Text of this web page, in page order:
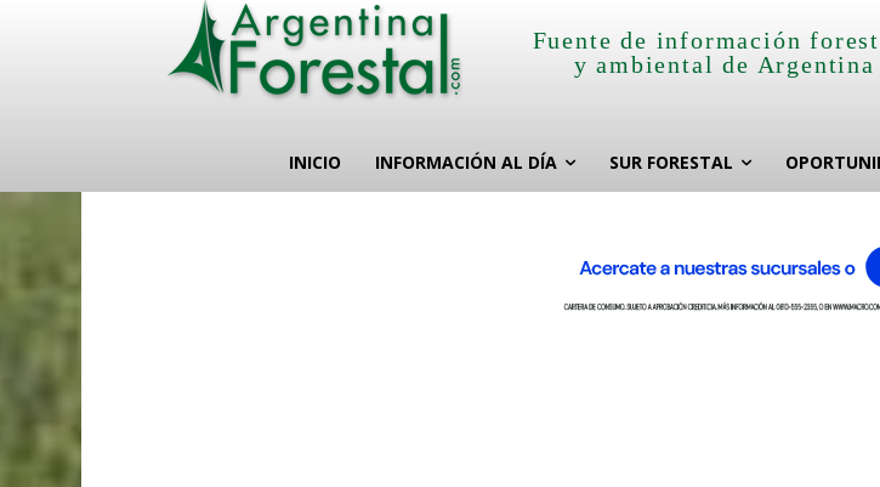
Fuente de información
y ambiental de
INICIO INFORMACIÓN AL DÍA SUR FORESTAL